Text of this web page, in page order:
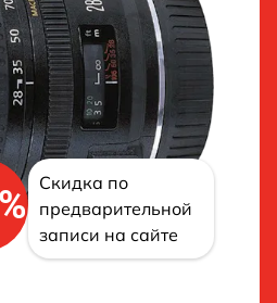
Скидка по
предварительной
записи на сайте